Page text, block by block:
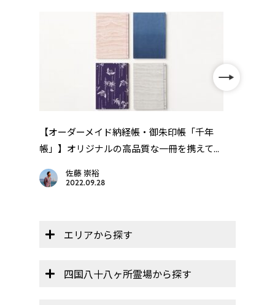
【オーダーメイド納経帳・御朱印帳「千年
帳」】オリジナルの高品質な一冊を携えて...
佐藤 崇裕
2022.09.28
エリアから探す
四国八十八ヶ所霊場から探す